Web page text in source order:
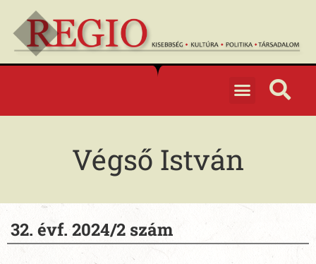
Végső István
32. évf. 2024/2 szám